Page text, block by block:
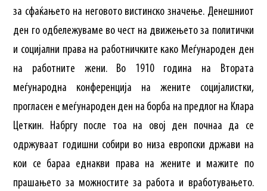
за сфаќањето на неговото вистинско значење. Денешниот
ден го одбележуваме во чест на движењето за политички
и социјални права на работничките како Меѓународен ден
на работните жени. Во 1910 година на Втората
меѓународна конференција на жените социјалистки,
прогласен е меѓународен ден на борба на предлог на Клара
Цеткин. Набргу после тоа на овој ден почнаа да се
одржуваат годишни собири во низа европски држави на
кои се бараа еднакви права на жените и мажите по
прашањето за можностите за работа и вработувањето.